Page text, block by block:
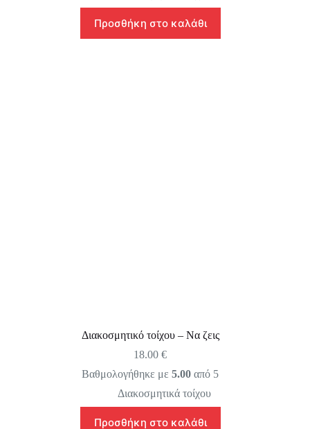
Προσθήκη στο καλάθι
Διακοσμητικό τοίχου – Να ζεις
18.00€
Βαθμολογήθηκε με5.00 από 5
Διακοσμητικά τοίχου
Προσθήκη στο καλάθι